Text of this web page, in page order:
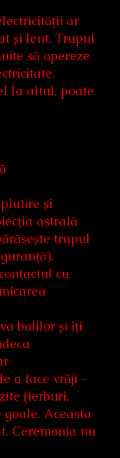
ar
și lent. Trupul
să opereze
la altul, poate
și
astrală
trupul
cu
bolilor și îți
a face vrăji –
(ierburi,
Aceasta
Ceremonia nu